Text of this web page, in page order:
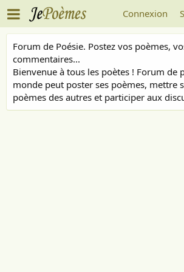
Connexion
Forum de Poésie. Postez vos poèmes,
commentaires...
Bienvenue à tous les poètes ! Forum de
monde peut poster ses poèmes, mettre
poèmes des autres et participer aux